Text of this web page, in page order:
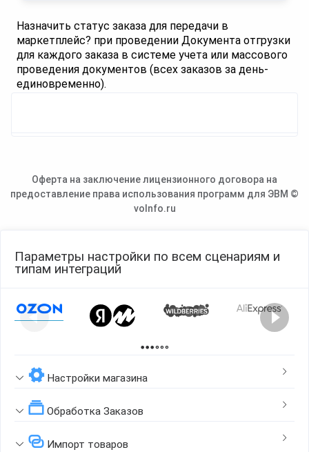
Назначить статус заказа для передачи в
маркетплейс? при проведении Документа отгрузки
для каждого заказа в системе учета или массового
проведения документов (всех заказов за день-
единовременно).
Оферта на заключение лицензионного договора на
предоставление права использования программ для ЭВМ ©
voInfo.ru
Параметры настройки по всем сценариям и
типам интеграций
Настройки магазина
Обработка Заказов
Импорт товаров